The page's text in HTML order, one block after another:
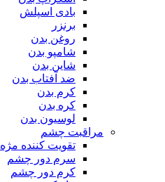
بادی اسپلش
برنزر
روغن بدن
شامپو بدن
شاین بدن
ضد آفتاب بدن
کرم بدن
کره بدن
لوسیون بدن
مراقبت چشم
تقویت کننده مژه
سرم دور چشم
کرم دور چشم